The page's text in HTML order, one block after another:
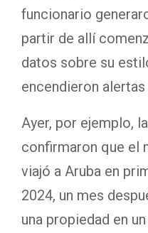
funcionario
partir de allí
datos sobre su
encendieron
Ayer, por ejemplo,
confirmaron que el
viajó a Aruba en
2024, un mes
una propiedad en